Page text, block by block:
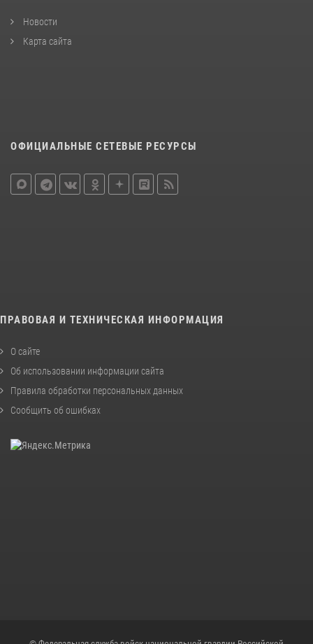
Новости
Карта сайта
ОФИЦИАЛЬНЫЕ СЕТЕВЫЕ РЕСУРСЫ
ПРАВОВАЯ И ТЕХНИЧЕСКАЯ ИНФОРМАЦИЯ
О сайте
Об использовании информации сайта
Правила обработки персональных данных
Сообщить об ошибках